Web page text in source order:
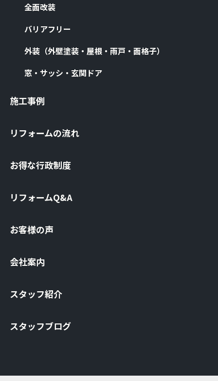
全⾯改装
バリアフリー
外装（外壁塗装・屋根・⾬⼾・⾯格⼦）
窓・サッシ・⽞関ドア
施⼯事例
リフォームの流れ
お得な⾏政制度
リフォームQ&A
お客様の声
会社案内
スタッフ紹介
スタッフブログ